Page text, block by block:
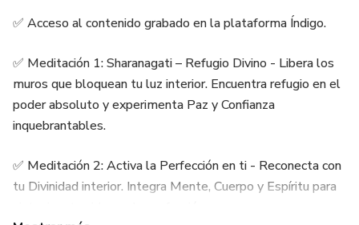
✅ Acceso al contenido grabado en la plataforma Índigo.
✅ Meditación 1: Sharanagati – Refugio Divino - Libera los
muros que bloquean tu luz interior. Encuentra refugio en el
poder absoluto y experimenta Paz y Confianza
inquebrantables.
✅ Meditación 2: Activa la Perfección en ti - Reconecta con
tu Divinidad interior. Integra Mente, Cuerpo y Espíritu para